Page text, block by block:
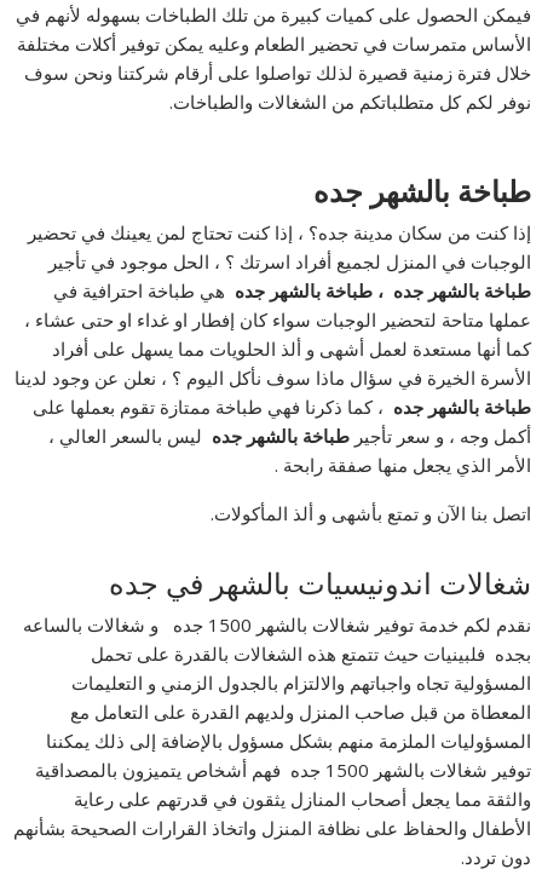
فيمكن الحصول على كميات كبيرة من تلك الطباخات بسهوله لأنهم في
الأساس متمرسات في تحضير الطعام وعليه يمكن توفير أكلات مختلفة
خلال فترة زمنية قصيرة لذلك تواصلوا على أرقام شركتنا ونحن سوف
نوفر لكم كل متطلباتكم من الشغالات والطباخات.
طباخة بالشهر جده
إذا كنت من سكان مدينة جده؟ ، إذا كنت تحتاج لمن يعينك في تحضير
الوجبات في المنزل لجميع أفراد اسرتك ؟ ، الحل موجود في تأجير
طباخة بالشهر جده ،طباخة بالشهر جده هي طباخة احترافية في
عملها متاحة لتحضير الوجبات سواء كان إفطار او غداء او حتى عشاء ،
كما أنها مستعدة لعمل أشهى و ألذ الحلويات مما يسهل على أفراد
الأسرة الخيرة في سؤال ماذا سوف نأكل اليوم ؟ ، نعلن عن وجود لدينا
طباخة بالشهر جده ، كما ذكرنا فهي طباخة ممتازة تقوم بعملها على
أكمل وجه ، و سعر تأجيرطباخة بالشهر جده ليس بالسعر العالي ،
الأمر الذي يجعل منها صفقة رابحة .
اتصل بنا الآن و تمتع بأشهى و ألذ المأكولات.
شغالات اندونيسيات بالشهر في جده
نقدم لكم خدمة توفير شغالات بالشهر 1500 جده و شغالات بالساعه
بجده فلبينيات حيث تتمتع هذه الشغالات بالقدرة على تحمل
المسؤولية تجاه واجباتهم والالتزام بالجدول الزمني و التعليمات
المعطاة من قبل صاحب المنزل ولديهم القدرة على التعامل مع
المسؤوليات الملزمة منهم بشكل مسؤول بالإضافة إلى ذلك يمكننا
توفير شغالات بالشهر 1500 جده فهم أشخاص يتميزون بالمصداقية
والثقة مما يجعل أصحاب المنازل يثقون في قدرتهم على رعاية
الأطفال والحفاظ على نظافة المنزل واتخاذ القرارات الصحيحة بشأنهم
دون تردد.